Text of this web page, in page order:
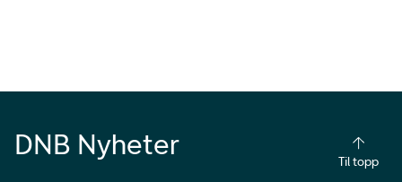
DNB Nyheter
Til topp